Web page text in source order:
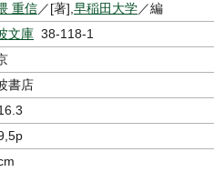
重信／[著], 早稲田大学／編
文庫 38-118-1
書店